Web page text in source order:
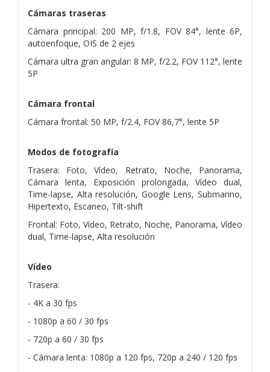
Cámaras traseras
Cámara principal: 200 MP, f/1.8, FOV 84°, lente 6P,
autoenfoque, OIS de 2 ejes
Cámara ultra gran angular: 8 MP, f/2.2, FOV 112°, lente
5P
Cámara frontal
Cámara frontal: 50 MP, f/2.4, FOV 86,7°, lente 5P
Modos de fotografía
Trasera: Foto, Vídeo, Retrato, Noche, Panorama,
Cámara lenta, Exposición prolongada, Vídeo dual,
Time-lapse, Alta resolución, Google Lens, Submarino,
Hipertexto, Escaneo, Tilt-shift
Frontal: Foto, Vídeo, Retrato, Noche, Panorama, Vídeo
dual, Time-lapse, Alta resolución
Vídeo
Trasera:
- 4K a 30 fps
- 1080p a 60 / 30 fps
- 720p a 60 / 30 fps
- Cámara lenta: 1080p a 120 fps, 720p a 240 / 120 fps